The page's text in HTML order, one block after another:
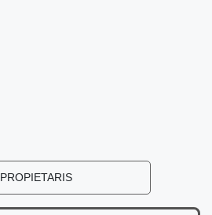
PROPIETARIS